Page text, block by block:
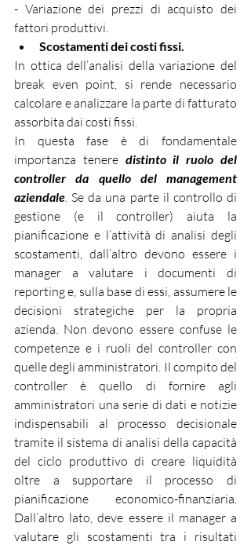
- Variazione dei prezzi di acquisto dei
fattori produttivi.
Scostamenti dei costi fissi.
In ottica dell’analisi della variazione del
break even point, si rende necessario
calcolare e analizzare la parte di fatturato
assorbita dai costi fissi.
In questa fase è di fondamentale
importanza tenere distinto il ruolo del
controller da quello del management
aziendale. Se da una parte il controllo di
gestione (e il controller) aiuta la
pianificazione e l’attività di analisi degli
scostamenti, dall’altro devono essere i
manager a valutare i documenti di
reporting e, sulla base di essi, assumere le
decisioni strategiche per la propria
azienda. Non devono essere confuse le
competenze e i ruoli del controller con
quelle degli amministratori. Il compito del
controller è quello di fornire agli
amministratori una serie di dati e notizie
indispensabili al processo decisionale
tramite il sistema di analisi della capacità
del ciclo produttivo di creare liquidità
oltre a supportare il processo di
pianificazione economico-finanziaria.
Dall’altro lato, deve essere il manager a
valutare gli scostamenti tra i risultati